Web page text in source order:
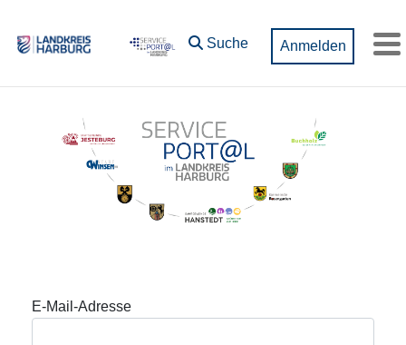
Suche Anmelden
Anmeldung
E-Mail-Adresse